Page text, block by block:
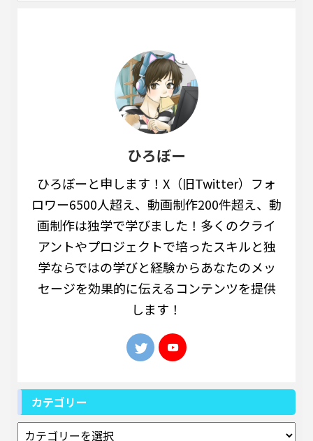
ひろぼー
ひろぼーと申します！X（旧Twitter）フォ
ロワー6500人超え、動画制作200件超え、動
画制作は独学で学びました！多くのクライ
アントやプロジェクトで培ったスキルと独
学ならではの学びと経験からあなたのメッ
セージを効果的に伝えるコンテンツを提供
します！
カテゴリー